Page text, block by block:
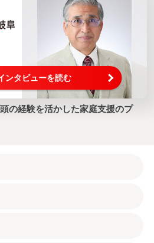
ンタビューを読む
の経験を活かした家庭支援のプ